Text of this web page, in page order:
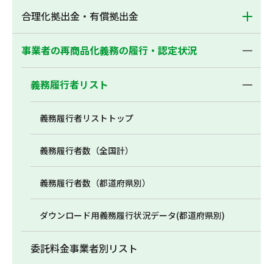
合理化拠出金・有償拠出金
事業者の再商品化義務の履行・認定状況
義務履行者リスト
義務履行者リストトップ
義務履行者数（全国計）
義務履行者数（都道府県別）
ダウンロード用義務履行状況データ(都道府県別)
委託料金事業者別リスト